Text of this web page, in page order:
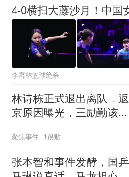
李喜林篮球绝杀
林诗栋正式退出离队，返
京原因曝光，王励勤该出
聚焦事件 1跟贴
张本智和事件发酵，国乒